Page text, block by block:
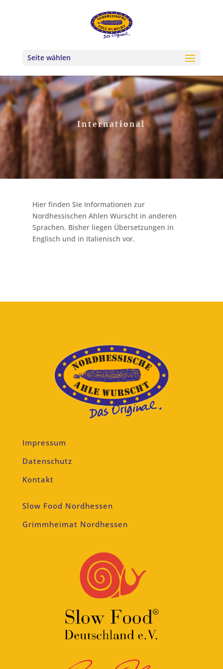
Seite wählen
International
Hier finden Sie Informationen zur
Nordhessischen Ahlen Wurscht in anderen
Sprachen. Bisher liegen Übersetzungen in
Englisch und in Italienisch vor.
Impressum
Datenschutz
Kontakt
Slow Food Nordhessen
Grimmheimat Nordhessen